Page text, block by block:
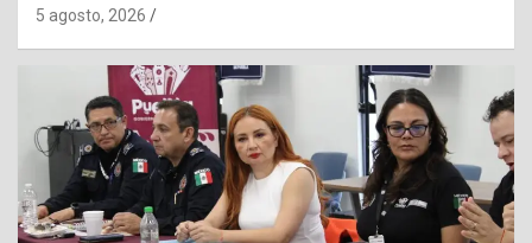
5 agosto, 2026